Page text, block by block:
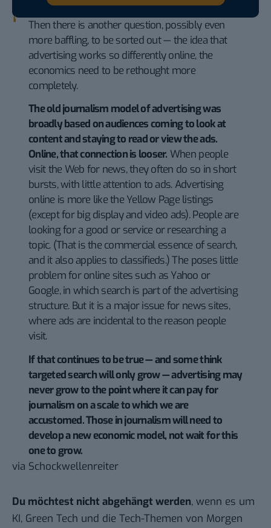
Then there is another question, possibly even
more baffling, to be sorted out — the idea that
advertising works so differently online, the
economics need to be rethought more
completely.
The old journalism model of advertising was
broadly based on audiences coming to look at
content and staying to read or view the ads.
Online, that connection is looser. When people
visit the Web for news, they often do so in short
bursts, with little attention to ads. Advertising
online is more like the Yellow Page listings
(except for big display and video ads). People are
looking for a good or service or researching a
topic. (That is the commercial essence of search,
and it also applies to classifieds.) The poses little
problem for online sites such as Yahoo or
Google, in which search is part of the advertising
structure. But it is a major issue for news sites,
where ads are incidental to the reason people
visit.
If that continues to be true — and some think
targeted search will only grow — advertising may
never grow to the point where it can pay for
journalism on a scale to which we are
accustomed. Those in journalism will need to
develop a new economic model, not wait for this
one to grow.
via Schockwellenreiter
Du möchtest nicht abgehängt werden, wenn es um
KI, Green Tech und die Tech-Themen von Morgen